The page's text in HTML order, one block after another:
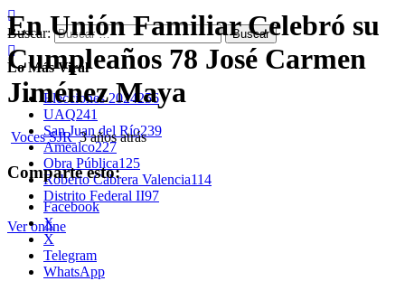
Buscar:
Lo Más Viral
Elecciones 2024 256
UAQ241
San Juan del Río239
Amealco227
Obra Pública125
Roberto Cabrera Valencia114
Distrito Federal II97
Ver online
En Unión Familiar Celebró su
Cumpleaños 78 José Carmen
Jiménez Maya
Voces SJR3 años atrás
Comparte esto:
Facebook
X
X
Telegram
WhatsApp